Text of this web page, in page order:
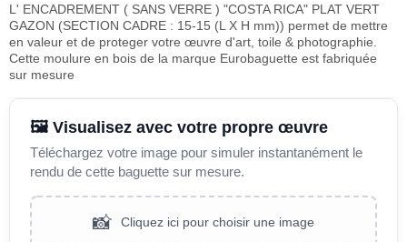
L' ENCADREMENT ( SANS VERRE ) "COSTA RICA" PLAT VERT
GAZON (SECTION CADRE : 15-15 (L X H mm)) permet de mettre
en valeur et de proteger votre œuvre d'art, toile & photographie.
Cette moulure en bois de la marque Eurobaguette est fabriquée
sur mesure
🖼️ Visualisez avec votre propre œuvre
Téléchargez votre image pour simuler instantanément le
rendu de cette baguette sur mesure.
📸 Cliquez ici pour choisir une image